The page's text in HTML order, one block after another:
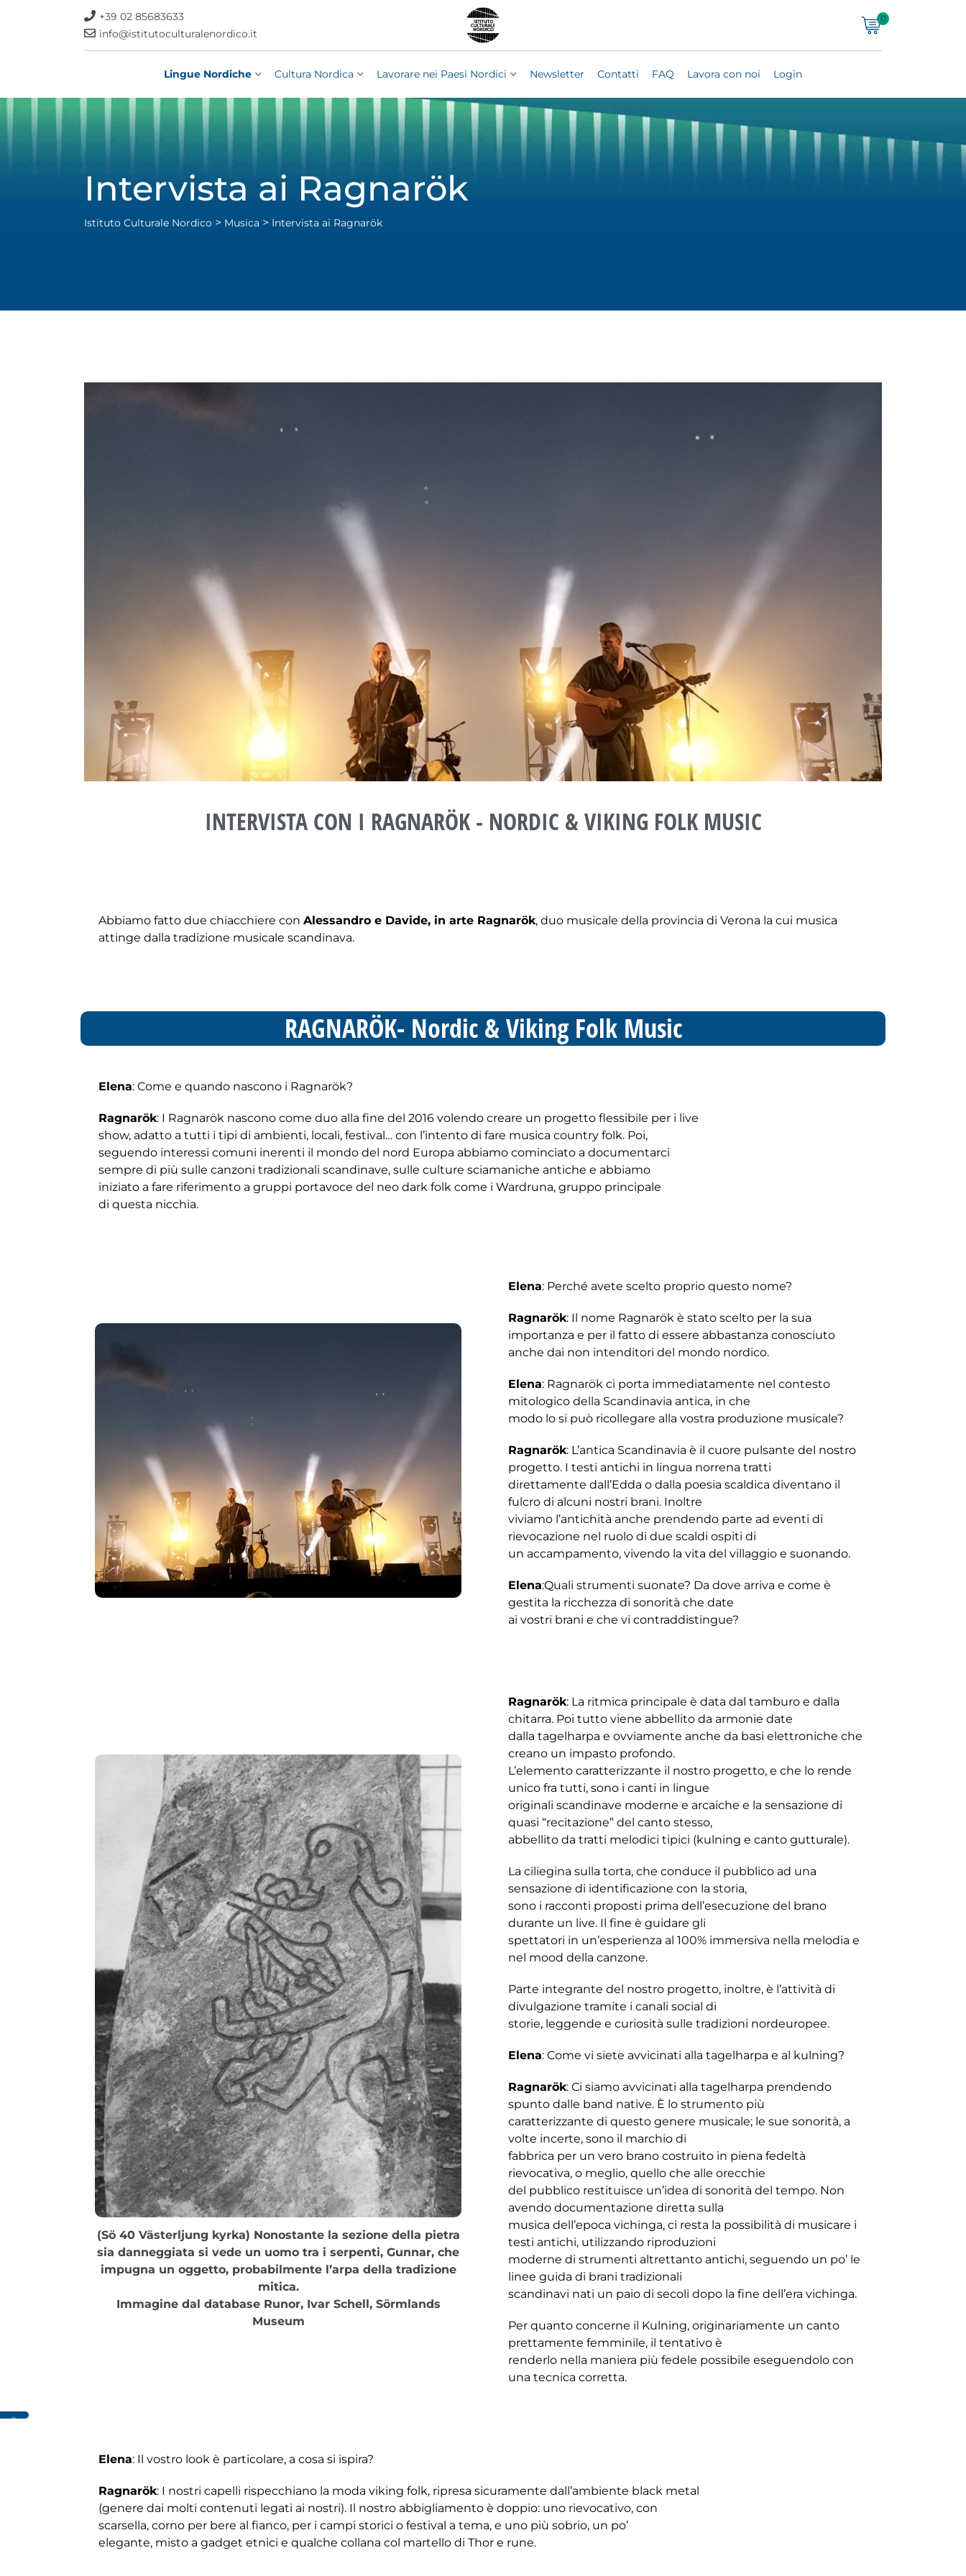
+39 02 85683633
info@istitutoculturalenordico.it
0
Lingue Nordiche Cultura Nordica Lavorare nei Paesi Nordici Newsletter Contatti FAQ Lavora con noi Login
Intervista ai Ragnarök
Istituto Culturale Nordico > Musica > Intervista ai Ragnarök
INTERVISTA CON I RAGNARÖK - NORDIC & VIKING FOLK MUSIC
Abbiamo fatto due chiacchiere con Alessandro e Davide, in arte Ragnarök, duo musicale della provincia di Verona la cui musica
attinge dalla tradizione musicale scandinava.
RAGNARÖK- Nordic & Viking Folk Music
Elena: Come e quando nascono i Ragnarök?
Ragnarök: I Ragnarök nascono come duo alla fine del 2016 volendo creare un progetto flessibile per i live
show, adatto a tutti i tipi di ambienti, locali, festival… con l’intento di fare musica country folk. Poi,
seguendo interessi comuni inerenti il mondo del nord Europa abbiamo cominciato a documentarci
sempre di più sulle canzoni tradizionali scandinave, sulle culture sciamaniche antiche e abbiamo
iniziato a fare riferimento a gruppi portavoce del neo dark folk come i Wardruna, gruppo principale
di questa nicchia.
Elena: Perché avete scelto proprio questo nome?
Ragnarök: Il nome Ragnarök è stato scelto per la sua
importanza e per il fatto di essere abbastanza conosciuto
anche dai non intenditori del mondo nordico.
Elena: Ragnarök ci porta immediatamente nel contesto
mitologico della Scandinavia antica, in che
modo lo si può ricollegare alla vostra produzione musicale?
Ragnarök: L’antica Scandinavia è il cuore pulsante del nostro
progetto. I testi antichi in lingua norrena tratti
direttamente dall’Edda o dalla poesia scaldica diventano il
fulcro di alcuni nostri brani. Inoltre
viviamo l’antichità anche prendendo parte ad eventi di
rievocazione nel ruolo di due scaldi ospiti di
un accampamento, vivendo la vita del villaggio e suonando.
Elena:Quali strumenti suonate? Da dove arriva e come è
gestita la ricchezza di sonorità che date
ai vostri brani e che vi contraddistingue?
(Sö 40 Västerljung kyrka) Nonostante la sezione della pietra
sia danneggiata si vede un uomo tra i serpenti, Gunnar, che
impugna un oggetto, probabilmente l’arpa della tradizione
mitica.
Immagine dal database Runor, Ivar Schell, Sörmlands
Museum
Ragnarök: La ritmica principale è data dal tamburo e dalla
chitarra. Poi tutto viene abbellito da armonie date
dalla tagelharpa e ovviamente anche da basi elettroniche che
creano un impasto profondo.
L’elemento caratterizzante il nostro progetto, e che lo rende
unico fra tutti, sono i canti in lingue
originali scandinave moderne e arcaiche e la sensazione di
quasi “recitazione” del canto stesso,
abbellito da tratti melodici tipici (kulning e canto gutturale).
La ciliegina sulla torta, che conduce il pubblico ad una
sensazione di identificazione con la storia,
sono i racconti proposti prima dell’esecuzione del brano
durante un live. Il fine è guidare gli
spettatori in un’esperienza al 100% immersiva nella melodia e
nel mood della canzone.
Parte integrante del nostro progetto, inoltre, è l’attività di
divulgazione tramite i canali social di
storie, leggende e curiosità sulle tradizioni nordeuropee.
Elena: Come vi siete avvicinati alla tagelharpa e al kulning?
Ragnarök: Ci siamo avvicinati alla tagelharpa prendendo
spunto dalle band native. È lo strumento più
caratterizzante di questo genere musicale; le sue sonorità, a
volte incerte, sono il marchio di
fabbrica per un vero brano costruito in piena fedeltà
rievocativa, o meglio, quello che alle orecchie
del pubblico restituisce un’idea di sonorità del tempo. Non
avendo documentazione diretta sulla
musica dell’epoca vichinga, ci resta la possibilità di musicare i
testi antichi, utilizzando riproduzioni
moderne di strumenti altrettanto antichi, seguendo un po’ le
linee guida di brani tradizionali
scandinavi nati un paio di secoli dopo la fine dell’era vichinga.
Per quanto concerne il Kulning, originariamente un canto
prettamente femminile, il tentativo è
renderlo nella maniera più fedele possibile eseguendolo con
una tecnica corretta.
Elena: Il vostro look è particolare, a cosa si ispira?
Ragnarök: I nostri capelli rispecchiano la moda viking folk, ripresa sicuramente dall’ambiente black metal
(genere dai molti contenuti legati ai nostri). Il nostro abbigliamento è doppio: uno rievocativo, con
scarsella, corno per bere al fianco, per i campi storici o festival a tema, e uno più sobrio, un po’
elegante, misto a gadget etnici e qualche collana col martello di Thor e rune.